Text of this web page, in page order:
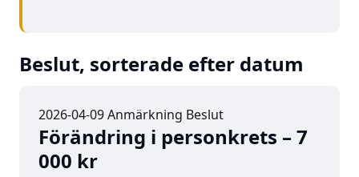
Beslut, sorterade efter datum
2026-04-09Anmärkning Beslut
Förändring i personkrets – 7
000 kr